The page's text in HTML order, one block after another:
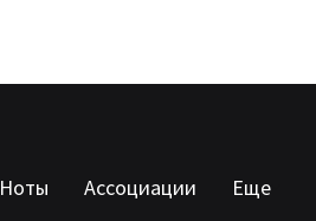
Ноты Ассоциации Еще